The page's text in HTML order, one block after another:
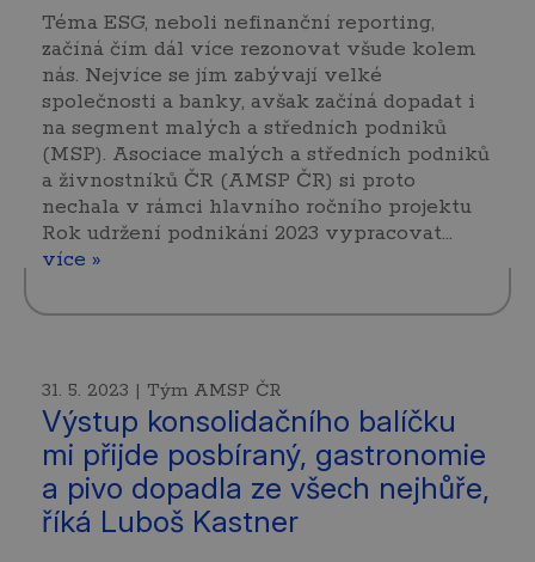
Téma ESG, neboli nefinanční reporting,
začíná čím dál více rezonovat všude kolem
nás. Nejvíce se jím zabývají velké
společnosti a banky, avšak začíná dopadat i
na segment malých a středních podniků
(MSP). Asociace malých a středních podniků
a živnostníků ČR (AMSP ČR) si proto
nechala v rámci hlavního ročního projektu
Rok udržení podnikání 2023 vypracovat…
více »
31. 5. 2023 | Tým AMSP ČR
Výstup konsolidačního balíčku
mi přijde posbíraný, gastronomie
a pivo dopadla ze všech nejhůře,
říká Luboš Kastner